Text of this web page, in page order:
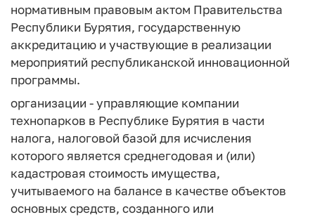
нормативным правовым актом Правительства
Республики Бурятия, государственную
аккредитацию и участвующие в реализации
мероприятий республиканской инновационной
программы.
организации - управляющие компании
технопарков в Республике Бурятия в части
налога, налоговой базой для исчисления
которого является среднегодовая и (или)
кадастровая стоимость имущества,
учитываемого на балансе в качестве объектов
основных средств, созданного или